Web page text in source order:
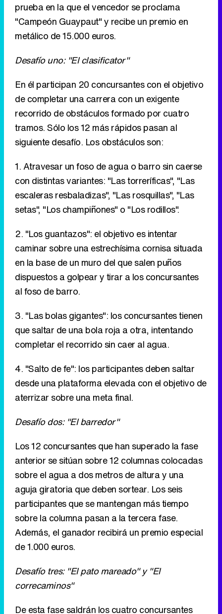
prueba en la que el vencedor se proclama
"Campeón Guaypaut" y recibe un premio en
metálico de 15.000 euros.
Desafío uno: "El clasificator"
En él participan 20 concursantes con el objetivo
de completar una carrera con un exigente
recorrido de obstáculos formado por cuatro
tramos. Sólo los 12 más rápidos pasan al
siguiente desafío. Los obstáculos son:
1. Atravesar un foso de agua o barro sin caerse
con distintas variantes: "Las torreríficas", "Las
escaleras resbaladizas", "Las rosquillas", "Las
setas", "Los champiñones" o "Los rodillos".
2. "Los guantazos": el objetivo es intentar
caminar sobre una estrechísima cornisa situada
en la base de un muro del que salen puños
dispuestos a golpear y tirar a los concursantes
al foso de barro.
3. "Las bolas gigantes": los concursantes tienen
que saltar de una bola roja a otra, intentando
completar el recorrido sin caer al agua.
4. "Salto de fe": los participantes deben saltar
desde una plataforma elevada con el objetivo de
aterrizar sobre una meta final.
Desafío dos: "El barredor"
Los 12 concursantes que han superado la fase
anterior se sitúan sobre 12 columnas colocadas
sobre el agua a dos metros de altura y una
aguja giratoria que deben sortear. Los seis
participantes que se mantengan más tiempo
sobre la columna pasan a la tercera fase.
Además, el ganador recibirá un premio especial
de 1.000 euros.
Desafío tres: "El pato mareado" y "El
correcaminos"
De esta fase saldrán los cuatro concursantes